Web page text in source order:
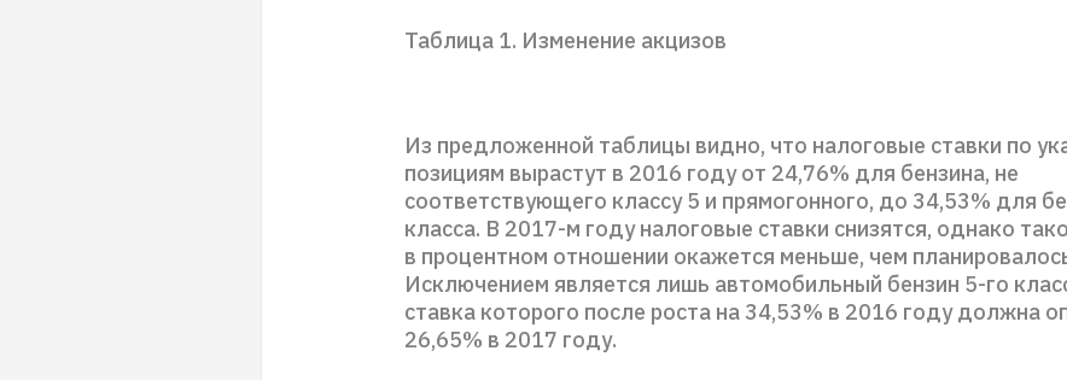
Таблица 1. Изменение акцизов
Из предложенной таблицы видно, что налоговые ставки по
позициям вырастут в 2016 году от 24,76% для бензина, не
соответствующего классу 5 и прямогонного, до 34,53% для
класса. В 2017-м году налоговые ставки снизятся, однако
в процентном отношении окажется меньше, чем
Исключением является лишь автомобильный бензин 5-го
ставка которого после роста на 34,53% в 2016 году должна
26,65% в 2017 году.